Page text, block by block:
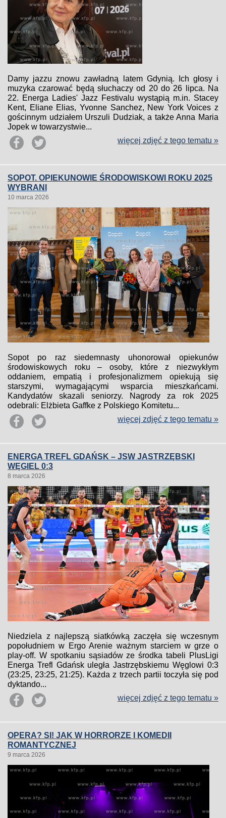
Damy jazzu znowu zawładną latem Gdynią. Ich głosy i
muzyka czarować będą słuchaczy od 20 do 26 lipca. Na
22. Energa Ladies' Jazz Festivalu wystąpią m.in. Stacey
Kent, Eliane Elias, Yvonne Sanchez, New York Voices z
gościnnym udziałem Urszuli Dudziak, a także Anna Maria
Jopek w towarzystwie...
więcej zdjęć z tego tematu »
SOPOT. OPIEKUNOWIE ŚRODOWISKOWI ROKU 2025
WYBRANI
10 marca 2026
Sopot po raz siedemnasty uhonorował opiekunów
środowiskowych roku – osoby, które z niezwykłym
oddaniem, empatią i profesjonalizmem opiekują się
starszymi, wymagającymi wsparcia mieszkańcami.
Kandydatów skazali seniorzy. Nagrody za rok 2025
odebrali: Elżbieta Gaffke z Polskiego Komitetu...
więcej zdjęć z tego tematu »
ENERGA TREFL GDAŃSK – JSW JASTRZĘBSKI
WĘGIEL 0:3
8 marca 2026
Niedziela z najlepszą siatkówką zaczęła się wczesnym
popołudniem w Ergo Arenie ważnym starciem w grze o
play-off. W spotkaniu sąsiadów ze środka tabeli PlusLigi
Energa Trefl Gdańsk uległa Jastrzębskiemu Węglowi 0:3
(23:25, 23:25, 21:25). Każda z trzech partii toczyła się pod
dyktando...
więcej zdjęć z tego tematu »
OPERA? SI! JAK W HORRORZE I KOMEDII
ROMANTYCZNEJ
9 marca 2026